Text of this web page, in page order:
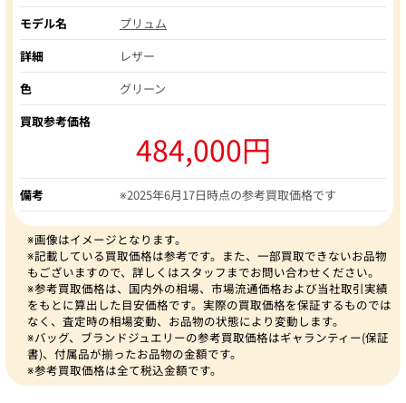
モデル名
プリュム
詳細
レザー
色
グリーン
買取参考価格
484,000円
備考 ※2025年6月17日時点の参考買取価格です
※画像はイメージとなります。
※記載している買取価格は参考です。また、一部買取できないお品物
もございますので、詳しくはスタッフまでお問い合わせください。
※参考買取価格は、国内外の相場、市場流通価格および当社取引実績
をもとに算出した目安価格です。実際の買取価格を保証するものでは
なく、査定時の相場変動、お品物の状態により変動します。
※バッグ、ブランドジュエリーの参考買取価格はギャランティー(保証
書)、付属品が揃ったお品物の金額です。
※参考買取価格は全て税込金額です。